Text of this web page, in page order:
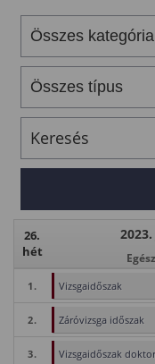
26.
hét
1. Vizsgaidőszak
2. Záróvizsga időszak
3.
Vizsgaidőszak